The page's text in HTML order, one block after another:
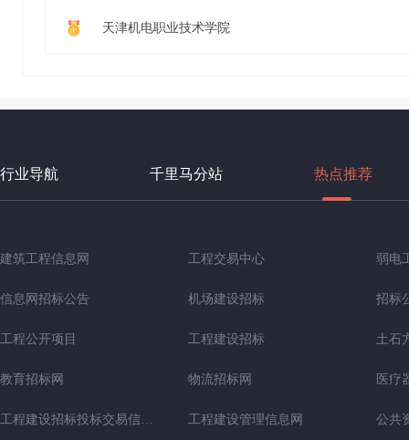
天津机电职业技术学院
行业导航 千里马分站 热点推荐
建筑工程信息网 工程交易中心 弱电
信息网招标公告 机场建设招标 招标
工程公开项目 工程建设招标 土石
教育招标网 物流招标网 医疗
工程建设招标投标交易信息网 工程建设管理信息网 公共